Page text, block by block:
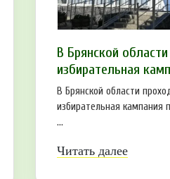
В Брянской
избирательная
В Брянской области
избирательная кампания
...
Читать далее